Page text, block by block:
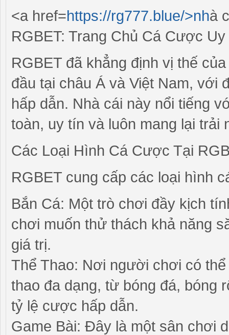
<a href=https://rg777.blue/>nhà
RGBET: Trang Chủ Cá Cược
RGBET đã khẳng định vị thế
đầu tại châu Á và Việt Nam, với
hấp dẫn. Nhà cái này nổi tiếng
toàn, uy tín và luôn mang lại
Các Loại Hình Cá Cược Tại
RGBET cung cấp các loại hình
Bắn Cá: Một trò chơi đầy kịch
chơi muốn thử thách khả năng
giá trị.
Thể Thao: Nơi người chơi có
thao đa dạng, từ bóng đá, bóng
tỷ lệ cược hấp dẫn.
Game Bài: Đây là một sân chơi